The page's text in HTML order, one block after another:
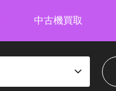
中古機買取